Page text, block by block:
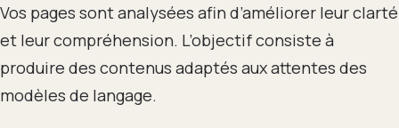
Vos pages sont analysées afin d’améliorer leur clarté
et leur compréhension. L’objectif consiste à
produire des contenus adaptés aux attentes des
modèles de langage.